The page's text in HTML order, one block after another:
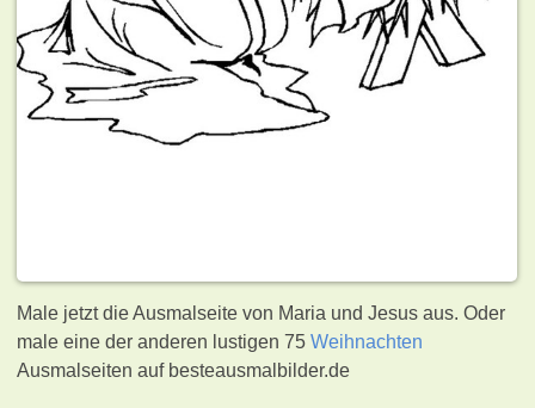
Male jetzt die Ausmalseite von Maria und Jesus aus. Oder
male eine der anderen lustigen 75Weihnachten
Ausmalseiten auf besteausmalbilder.de